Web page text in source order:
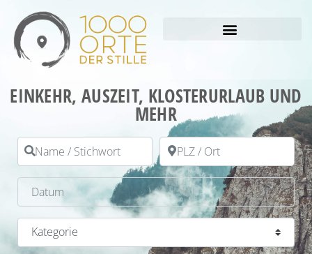
EINKEHR, AUSZEIT, KLOSTERURLAUB UND
MEHR
Name / Stichwort PLZ / Ort
Datum
Kategorie